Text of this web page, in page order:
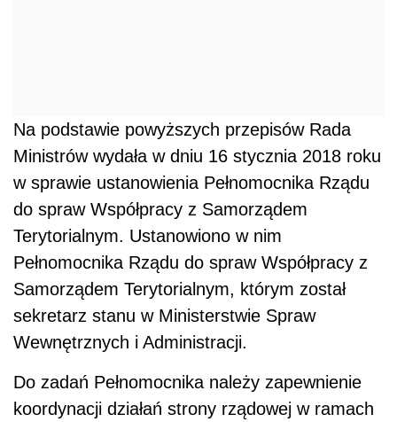
Na podstawie powyższych przepisów Rada
Ministrów wydała w dniu 16 stycznia 2018 roku
w sprawie ustanowienia Pełnomocnika Rządu
do spraw Współpracy z Samorządem
Terytorialnym. Ustanowiono w nim
Pełnomocnika Rządu do spraw Współpracy z
Samorządem Terytorialnym, którym został
sekretarz stanu w Ministerstwie Spraw
Wewnętrznych i Administracji.
Do zadań Pełnomocnika należy zapewnienie
koordynacji działań strony rządowej w ramach